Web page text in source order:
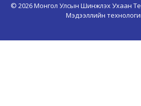
© 2026 Монгол Улсын Шинжлэх Ухаан
Мэдээллийн